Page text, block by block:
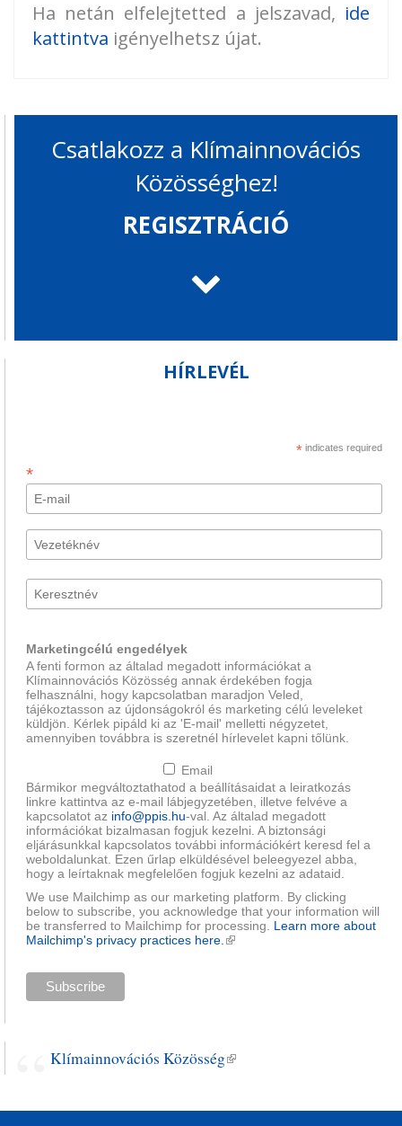
Ha netán elfelejtetted a jelszavad, ide
kattintva igényelhetsz újat.
Csatlakozz a Klímainnovációs
Közösséghez!
REGISZTRÁCIÓ
HÍRLEVÉL
* indicates required
*
Marketingcélú engedélyek
A fenti formon az általad megadott információkat a
Klímainnovációs Közösség annak érdekében fogja
felhasználni, hogy kapcsolatban maradjon Veled,
tájékoztasson az újdonságokról és marketing célú leveleket
küldjön. Kérlek pipáld ki az 'E-mail' melletti négyzetet,
amennyiben továbbra is szeretnél hírlevelet kapni tőlünk.
Email
Bármikor megváltoztathatod a beállításaidat a leiratkozás
linkre kattintva az e-mail lábjegyzetében, illetve felvéve a
kapcsolatot az info@ppis.hu-val. Az általad megadott
információkat bizalmasan fogjuk kezelni. A biztonsági
eljárásunkkal kapcsolatos további információkért keresd fel a
weboldalunkat. Ezen űrlap elküldésével beleegyezel abba,
hogy a leírtaknak megfelelően fogjuk kezelni az adataid.
We use Mailchimp as our marketing platform. By clicking
below to subscribe, you acknowledge that your information will
be transferred to Mailchimp for processing. Learn more about
Mailchimp's privacy practices here. (külső hivatkozás)
Klímainnovációs Közösség(külső hivatkozás)